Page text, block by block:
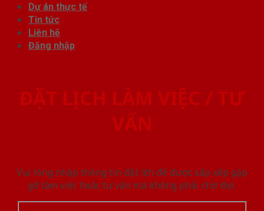
Dự án thực tế
Tin tức
Liên hệ
Đăng nhập
ĐẶT LỊCH LÀM VIỆC / TƯ
VẤN
Vui lòng nhập thông tin đặt lịch để được sắp xếp gặp
gỡ làm việc hoăc tư vấn mà không phải chờ đợi.